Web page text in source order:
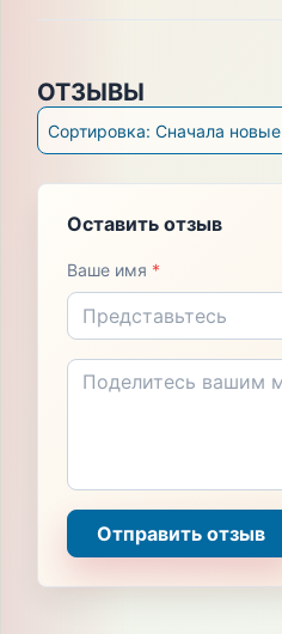
ОТЗЫВЫ
Сортировка: Сначала новые
Оставить отзыв
Ваше имя *
Отправить отзыв